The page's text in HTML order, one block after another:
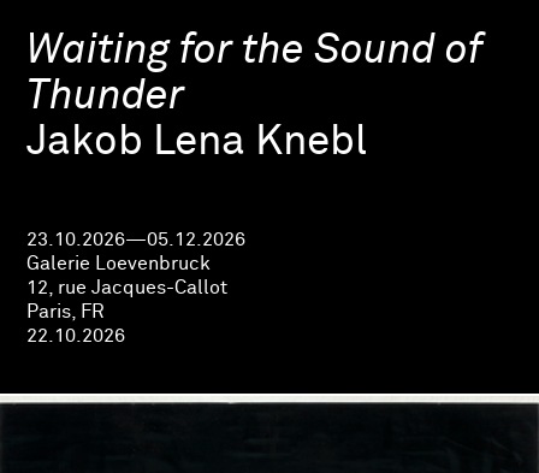
Waiting for the Sound of
Thunder
Jakob Lena Knebl
23.10.2026—05.12.2026
Galerie Loevenbruck
12, rue Jacques-Callot
Paris, FR
22.10.2026